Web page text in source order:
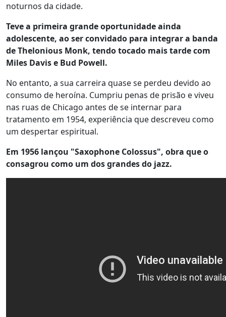
noturnos da cidade.
Teve a primeira grande oportunidade ainda
adolescente, ao ser convidado para integrar a banda
de Thelonious Monk, tendo tocado mais tarde com
Miles Davis e Bud Powell.
No entanto, a sua carreira quase se perdeu devido ao
consumo de heroína. Cumpriu penas de prisão e viveu
nas ruas de Chicago antes de se internar para
tratamento em 1954, experiência que descreveu como
um despertar espiritual.
Em 1956 lançou "Saxophone Colossus", obra que o
consagrou como um dos grandes do jazz.